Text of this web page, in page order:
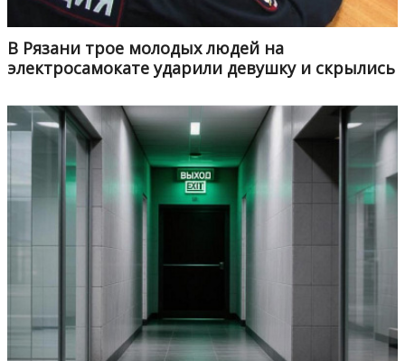
В Рязани трое молодых людей на
электросамокате ударили девушку и скрылись